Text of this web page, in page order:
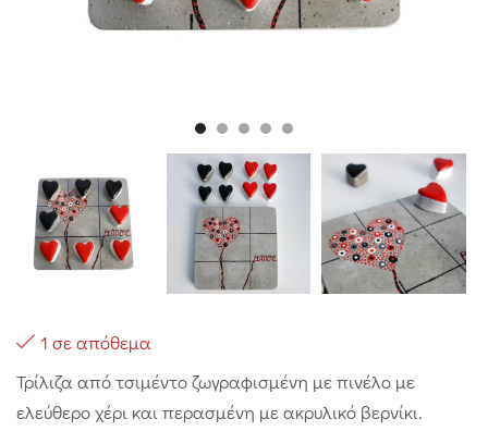
1 σε απόθεμα
Τρίλιζα από τσιμέντο ζωγραφισμένη με πινέλο με
ελεύθερο χέρι και περασμένη με ακρυλικό βερνίκι.